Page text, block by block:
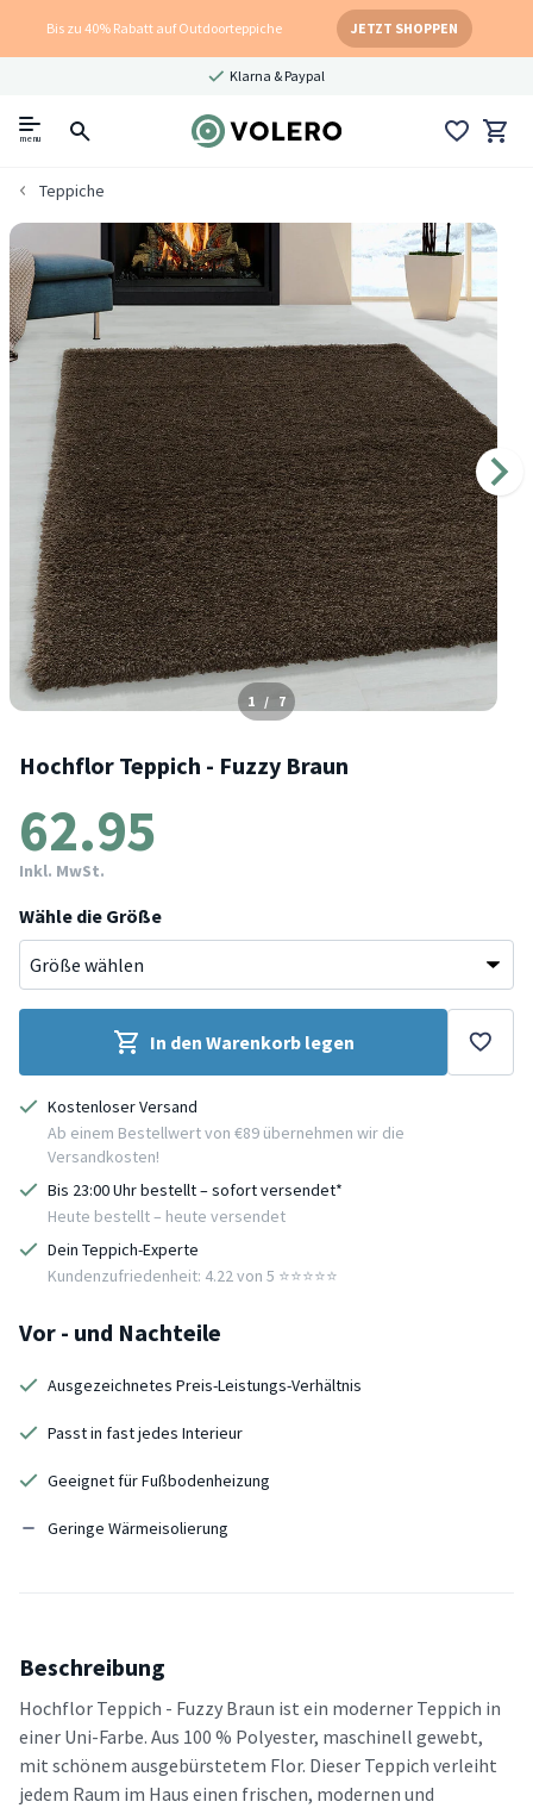
Bis zu 40% Rabatt auf Outdoorteppiche JETZT SHOPPEN
Klarna & Paypal
menu
Teppiche
1 / 7
Hochflor Teppich - Fuzzy Braun
62.95
Inkl. MwSt.
Wähle die Größe
In den Warenkorb legen
Kostenloser Versand
Ab einem Bestellwert von €89 übernehmen wir die
Versandkosten!
Bis 23:00 Uhr bestellt – sofort versendet*
Heute bestellt – heute versendet
Dein Teppich-Experte
Kundenzufriedenheit: 4.22 von 5 ⭐️⭐️⭐️⭐️⭐️
Vor - und Nachteile
Ausgezeichnetes Preis-Leistungs-Verhältnis
Passt in fast jedes Interieur
Geeignet für Fußbodenheizung
Geringe Wärmeisolierung
Beschreibung
Hochflor Teppich - Fuzzy Braun ist ein moderner Teppich in
einer Uni-Farbe. Aus 100 % Polyester, maschinell gewebt,
mit schönem ausgebürstetem Flor. Dieser Teppich verleiht
jedem Raum im Haus einen frischen, modernen und